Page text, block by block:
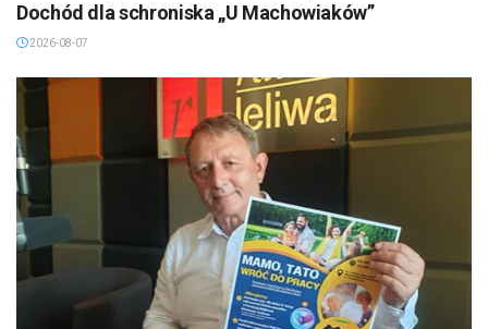
Dochód dla schroniska „U Machowiaków”
2026-08-07